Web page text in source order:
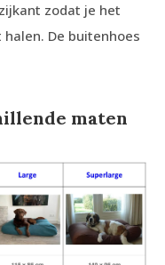
zodat je het
De buitenhoes
maten